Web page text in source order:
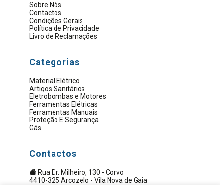
Sobre Nós
Contactos
Condições Gerais
Política de Privacidade
Livro de Reclamações
Categorias
Material Elétrico
Artigos Sanitários
Eletrobombas e Motores
Ferramentas Elétricas
Ferramentas Manuais
Proteção E Segurança
Gás
Contactos
Rua Dr. Milheiro, 130 - Corvo
4410-325 Arcozelo - Vila Nova de Gaia